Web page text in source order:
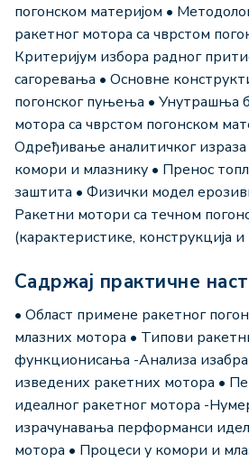
погонском материјом •
ракетног мотора са чврстом
Критеријум избора радног
сагоревања • Основне
погонског пуњења • Унутрашња
мотора са чврстом погонском
Одређивање аналитичког
комори и млазнику • Пренос
заштита • Физички модел
Ракетни мотори са течном
(карактеристике, конструкција
Садржај практичне
• Област примене ракетног
млазних мотора • Типови
функционисања -Анализа
изведених ракетних мотора •
идеалног ракетног мотора -
израчунавања перформанси
мотора • Процеси у комори и